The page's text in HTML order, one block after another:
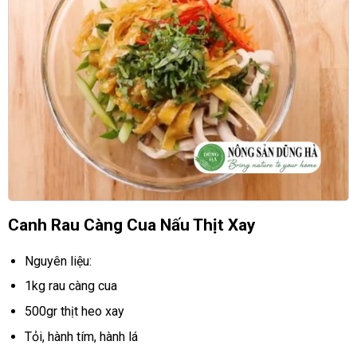
Canh Rau Càng Cua Nấu Thịt Xay
Nguyên liệu:
1kg rau càng cua
500gr thịt heo xay
Tỏi, hành tím, hành lá